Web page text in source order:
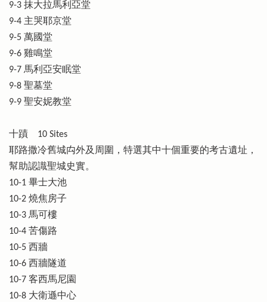
9-3 抹大拉馬利亞堂
9-4 主哭耶京堂
9-5 萬國堂
9-6 雞鳴堂
9-7 馬利亞安眠堂
9-8 聖墓堂
9-9 聖安妮教堂
十蹟 10 Sites
耶路撒冷舊城禸外及周圍，特選其中十個重要的考古遺址，
幫助認識聖城史實。
10-1 畢士大池
10-2 燒焦房子
10-3 馬可樓
10-4 苦傷路
10-5 西牆
10-6 西牆隧道
10-7 客西馬尼園
10-8 大衛遜中心